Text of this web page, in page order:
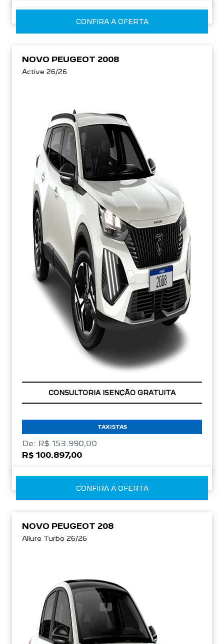
CONFIRA A OFERTA
Active 26/26
OPORTUNIDADE
De: R$ 153.990,00
R$ 100.897,00
CONFIRA A OFERTA
Allure Turbo 26/26